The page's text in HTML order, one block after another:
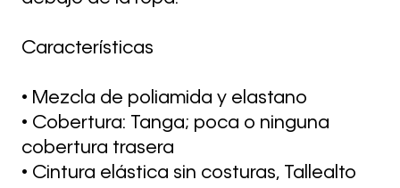
Características
• Mezcla de poliamida y elastano
• Cobertura: Tanga; poca o ninguna
cobertura trasera
• Cintura elástica sin costuras, Tallealto